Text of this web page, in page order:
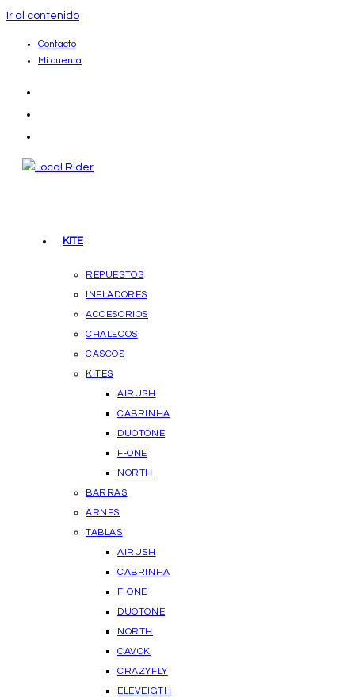
Ir al contenido
Contacto
Mi cuenta
KITE
REPUESTOS
INFLADORES
ACCESORIOS
CHALECOS
CASCOS
KITES
AIRUSH
CABRINHA
DUOTONE
F-ONE
NORTH
BARRAS
ARNES
TABLAS
AIRUSH
CABRINHA
F-ONE
DUOTONE
NORTH
CAVOK
CRAZYFLY
ELEVEIGTH